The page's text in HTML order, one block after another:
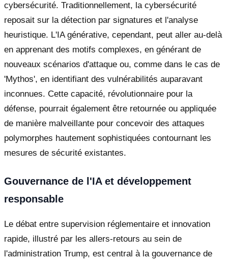
cybersécurité. Traditionnellement, la cybersécurité
reposait sur la détection par signatures et l'analyse
heuristique. L'IA générative, cependant, peut aller au-delà
en apprenant des motifs complexes, en générant de
nouveaux scénarios d'attaque ou, comme dans le cas de
'Mythos', en identifiant des vulnérabilités auparavant
inconnues. Cette capacité, révolutionnaire pour la
défense, pourrait également être retournée ou appliquée
de manière malveillante pour concevoir des attaques
polymorphes hautement sophistiquées contournant les
mesures de sécurité existantes.
Gouvernance de l'IA et développement
responsable
Le débat entre supervision réglementaire et innovation
rapide, illustré par les allers-retours au sein de
l'administration Trump, est central à la gouvernance de